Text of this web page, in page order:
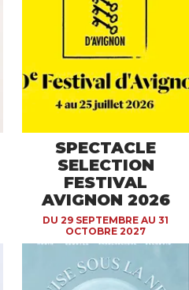
SPECTACLE
SELECTION
FESTIVAL
AVIGNON 2026
DU 29 SEPTEMBRE AU 31
OCTOBRE 2027